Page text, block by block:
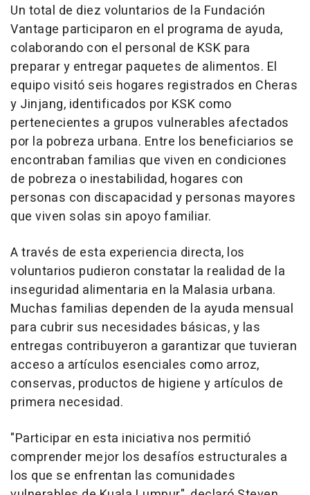
Un total de diez voluntarios de la Fundación
Vantage participaron en el programa de ayuda,
colaborando con el personal de KSK para
preparar y entregar paquetes de alimentos. El
equipo visitó seis hogares registrados en Cheras
y Jinjang, identificados por KSK como
pertenecientes a grupos vulnerables afectados
por la pobreza urbana. Entre los beneficiarios se
encontraban familias que viven en condiciones
de pobreza o inestabilidad, hogares con
personas con discapacidad y personas mayores
que viven solas sin apoyo familiar.
A través de esta experiencia directa, los
voluntarios pudieron constatar la realidad de la
inseguridad alimentaria en la Malasia urbana.
Muchas familias dependen de la ayuda mensual
para cubrir sus necesidades básicas, y las
entregas contribuyeron a garantizar que tuvieran
acceso a artículos esenciales como arroz,
conservas, productos de higiene y artículos de
primera necesidad.
"Participar en esta iniciativa nos permitió
comprender mejor los desafíos estructurales a
los que se enfrentan las comunidades